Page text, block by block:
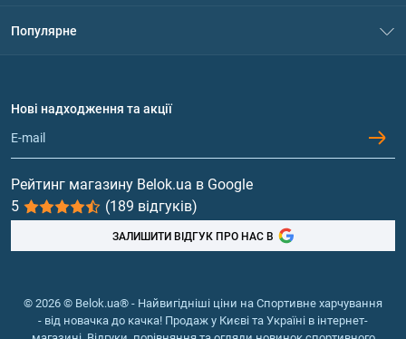
Політика конфіденційності
Обмін та повернення
Популярне
Протеїн
Гейнери
Вітаміни та мінерали
Риб'ячий жир, жирні кислоти
Нові надходження та акції
Рейтинг магазину Belok.ua в Google
5
(189 відгуків)
ЗАЛИШИТИ ВІДГУК ПРО НАС В
© 2026 © Belok.ua® - Найвигідніші ціни на Спортивне харчування
- від новачка до качка! Продаж у Києві та Україні в інтернет-